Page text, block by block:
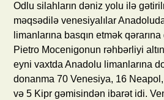
Odlu silahların dəniz yolu ilə
məqsədilə venesiyalılar
limanlarına basqın etmək
Pietro Mocenigonun rəhbərliyi
eyni vaxtda Anadolu limanlarına
donanma 70 Venesiya, 16
və 5 Kipr gəmisindən ibarət idi.